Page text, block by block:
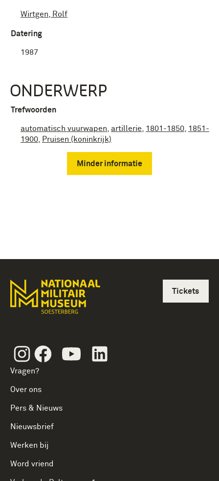
Wirtgen, Rolf
Datering
1987
ONDERWERP
Trefwoorden
automatisch vuurwapen artillerie 1801-1850
1851-
1900
Pruisen (koninkrijk)
Minder informatie
InstagramFacebookYoutube
Vragen?
Over ons
Pers & Nieuws
Nieuwsbrief
Werken bij
Word vriend
Tickets